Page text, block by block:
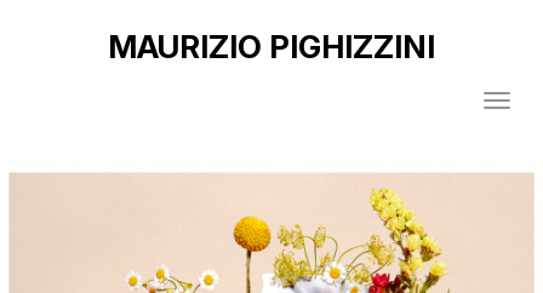
MAURIZIO PIGHIZZINI